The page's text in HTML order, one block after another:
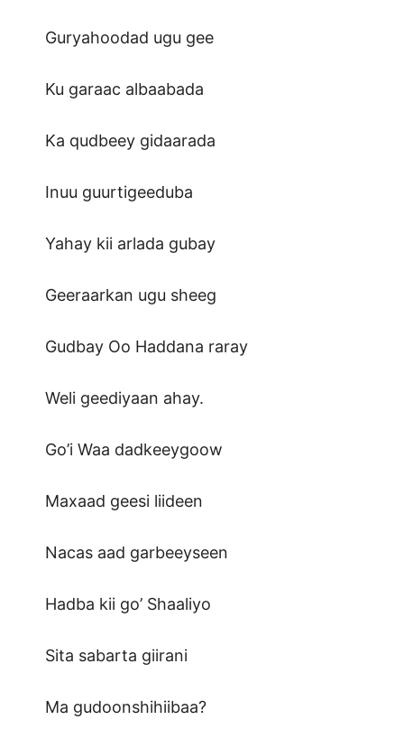
Guryahoodad ugu gee
Ku garaac albaabada
Ka qudbeey gidaarada
Inuu guurtigeeduba
Yahay kii arlada gubay
Geeraarkan ugu sheeg
Gudbay Oo Haddana raray
Weli geediyaan ahay.
Go’i Waa dadkeeygoow
Maxaad geesi liideen
Nacas aad garbeeyseen
Hadba kii go’ Shaaliyo
Sita sabarta giirani
Ma gudoonshihiibaa?